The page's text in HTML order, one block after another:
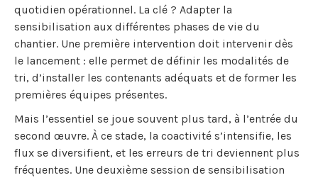
quotidien opérationnel. La clé ? Adapter la
sensibilisation aux différentes phases de vie du
chantier. Une première intervention doit intervenir dès
le lancement : elle permet de définir les modalités de
tri, d’installer les contenants adéquats et de former les
premières équipes présentes.
Mais l’essentiel se joue souvent plus tard, à l’entrée du
second œuvre. À ce stade, la coactivité s’intensifie, les
flux se diversifient, et les erreurs de tri deviennent plus
fréquentes. Une deuxième session de sensibilisation